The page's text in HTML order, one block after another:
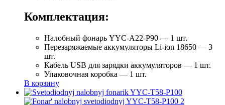
Комплектация:
Налобный фонарь YYC-A22-P90 — 1 шт.
Перезаряжаемые аккумуляторы Li-ion 18650 — 3
шт.
Кабель USB для зарядки аккумуляторов — 1 шт.
Упаковочная коробка — 1 шт.
В корзину